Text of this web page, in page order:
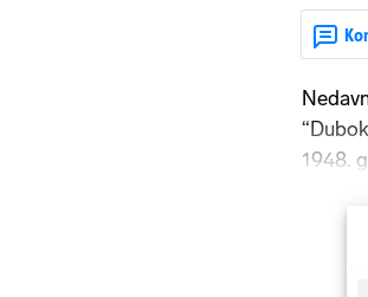
1948.
kako